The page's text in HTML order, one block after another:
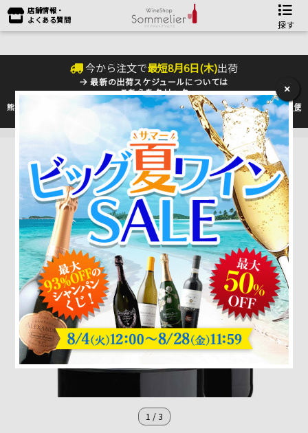
店舗情報・
よくある質問
探す
今から注文で最短8月6日(木)出荷
最新の出荷スケジュールについては
こちらをクリック
熊本地震の影響により九州への配送に遅れが生じております。最新情報は佐川急便
のHP
をご確認下さい。
1 /3
×